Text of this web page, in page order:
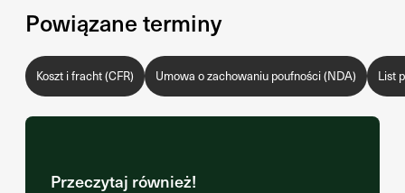
Powiązane terminy
Koszt i fracht (CFR) Umowa o zachowaniu poufności (NDA) List
Przeczytaj również!